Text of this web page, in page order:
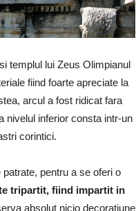
templul lui Zeus Olimpianul
fiind foarte apreciate la
arcul a fost ridicat fara
nivelul inferior consta intr-un
corintici.
pentru a se oferi o
tripartit, fiind impartit in
absolut nicio decoratiune